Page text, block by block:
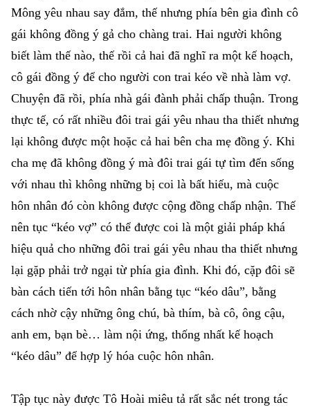
Mông yêu nhau say đắm, thế nhưng phía bên gia đình cô
gái không đồng ý gả cho chàng trai. Hai người không
biết làm thế nào, thế rồi cả hai đã nghĩ ra một kế hoạch,
cô gái đồng ý để cho người con trai kéo về nhà làm vợ.
Chuyện đã rồi, phía nhà gái đành phải chấp thuận. Trong
thực tế, có rất nhiều đôi trai gái yêu nhau tha thiết nhưng
lại không được một hoặc cả hai bên cha mẹ đồng ý. Khi
cha mẹ đã không đồng ý mà đôi trai gái tự tìm đến sống
với nhau thì không những bị coi là bất hiếu, mà cuộc
hôn nhân đó còn không được cộng đồng chấp nhận. Thế
nên tục “kéo vợ” có thể được coi là một giải pháp khá
hiệu quả cho những đôi trai gái yêu nhau tha thiết nhưng
lại gặp phải trở ngại từ phía gia đình. Khi đó, cặp đôi sẽ
bàn cách tiến tới hôn nhân bằng tục “kéo dâu”, bằng
cách nhờ cậy những ông chú, bà thím, bà cô, ông cậu,
anh em, bạn bè… làm nội ứng, thống nhất kế hoạch
“kéo dâu” để hợp lý hóa cuộc hôn nhân.
Tập tục này được Tô Hoài miêu tả rất sắc nét trong tác